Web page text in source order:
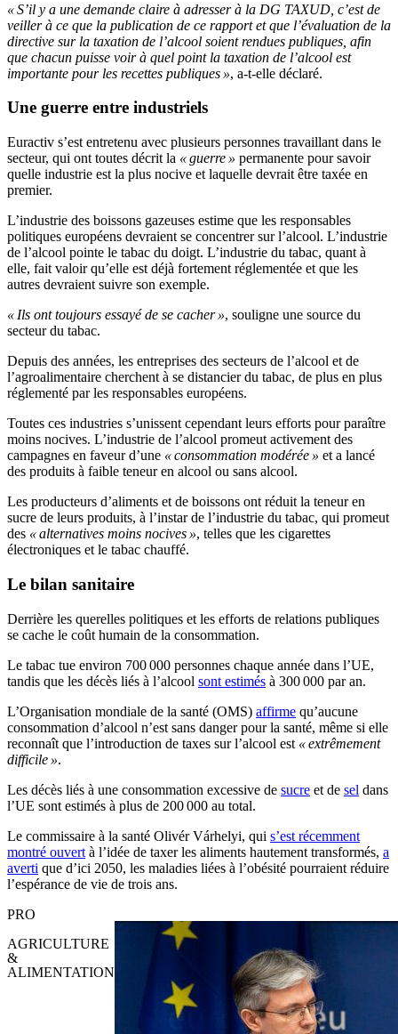
« S’il y a une demande claire à adresser à la DG TAXUD, c’est de
veiller à ce que la publication de ce rapport et que l’évaluation de la
directive sur la taxation de l’alcool soient rendues publiques, afin
que chacun puisse voir à quel point la taxation de l’alcool est
importante pour les recettes publiques », a-t-elle déclaré.
Une guerre entre industriels
Euractiv s’est entretenu avec plusieurs personnes travaillant dans le
secteur, qui ont toutes décrit la « guerre » permanente pour savoir
quelle industrie est la plus nocive et laquelle devrait être taxée en
premier.
L’industrie des boissons gazeuses estime que les responsables
politiques européens devraient se concentrer sur l’alcool. L’industrie
de l’alcool pointe le tabac du doigt. L’industrie du tabac, quant à
elle, fait valoir qu’elle est déjà fortement réglementée et que les
autres devraient suivre son exemple.
« Ils ont toujours essayé de se cacher », souligne une source du
secteur du tabac.
Depuis des années, les entreprises des secteurs de l’alcool et de
l’agroalimentaire cherchent à se distancier du tabac, de plus en plus
réglementé par les responsables européens.
Toutes ces industries s’unissent cependant leurs efforts pour paraître
moins nocives. L’industrie de l’alcool promeut activement des
campagnes en faveur d’une « consommation modérée » et a lancé
des produits à faible teneur en alcool ou sans alcool.
Les producteurs d’aliments et de boissons ont réduit la teneur en
sucre de leurs produits, à l’instar de l’industrie du tabac, qui promeut
des « alternatives moins nocives », telles que les cigarettes
électroniques et le tabac chauffé.
Le bilan sanitaire
Derrière les querelles politiques et les efforts de relations publiques
se cache le coût humain de la consommation.
Le tabac tue environ 700 000 personnes chaque année dans l’UE,
tandis que les décès liés à l’alcool sont estimés à 300 000 par an.
L’Organisation mondiale de la santé (OMS) affirme qu’aucune
consommation d’alcool n’est sans danger pour la santé, même si elle
reconnaît que l’introduction de taxes sur l’alcool est « extrêmement
difficile ».
Les décès liés à une consommation excessive de sucre et de sel dans
l’UE sont estimés à plus de 200 000 au total.
Le commissaire à la santé Olivér Várhelyi, qui s’est récemment
montré ouvert à l’idée de taxer les aliments hautement transformés, a
averti que d’ici 2050, les maladies liées à l’obésité pourraient réduire
l’espérance de vie de trois ans.
PRO
AGRICULTURE
&
ALIMENTATION